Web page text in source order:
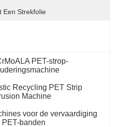
Een Strekfolie
PET-strop-
Recycling PET Strip
Machine
voor de vervaardiging
PET-banden